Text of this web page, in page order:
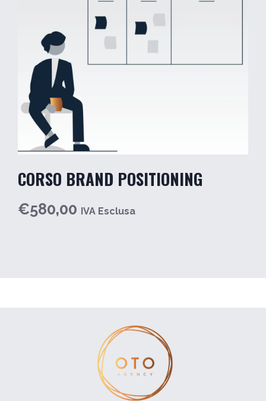
CORSO BRAND POSITIONING
€580,00 IVA Esclusa